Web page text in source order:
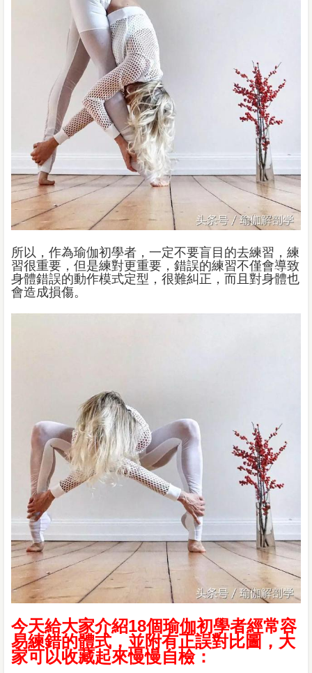
所以，作為瑜伽初學者，一定不要盲目的去練習，練
習很重要，但是練對更重要，錯誤的練習不僅會導致
身體錯誤的動作模式定型，很難糾正，而且對身體也
會造成損傷。
今天給大家介紹18個瑜伽初學者經常容
易練錯的體式，並附有正誤對比圖，大
家可以收藏起來慢慢自檢：